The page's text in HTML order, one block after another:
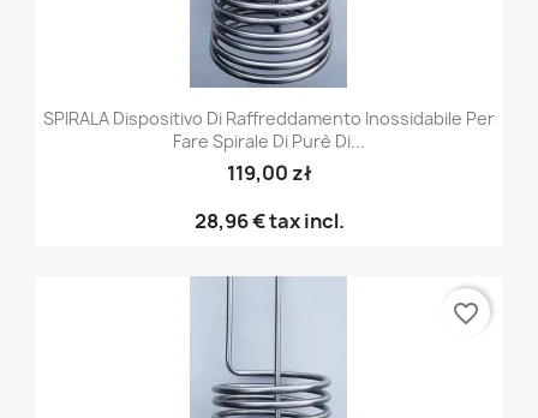
SPIRALA Dispositivo Di Raffreddamento Inossidabile Per
Fare Spirale Di Purè Di...
119,00 zł
28,96 €tax incl.
favorite_border